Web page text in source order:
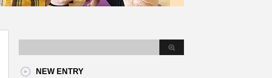
NEW ENTRY